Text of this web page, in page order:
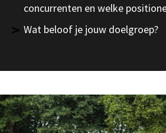
concurrenten en welke
Wat beloof je jouw doelgroep?